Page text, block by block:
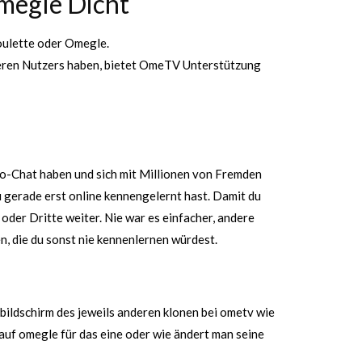
oder Omegle.
Nutzers haben, bietet OmeTV Unterstützung
haben und sich mit Millionen von Fremden
erst online kennengelernt hast. Damit du
Dritte weiter. Nie war es einfacher, andere
die du sonst nie kennenlernen würdest.
des jeweils anderen klonen bei ometv wie
omegle für das eine oder wie ändert man seine